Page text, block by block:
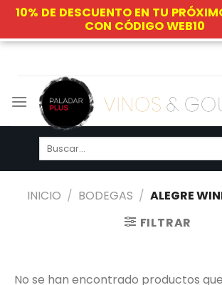
Skip
content
Buscar
INICIO / BODEGAS / ALEGRE
FILTRAR
No se han encontrado productos
10% DE DESCUENTO EN TU
CON CÓDIGO WEB10